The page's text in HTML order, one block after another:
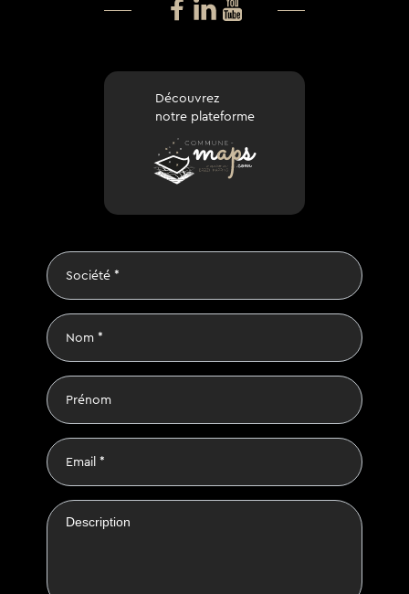
Découvrez
notre plateforme
Société
Nom
Prénom
E-
mail
Description